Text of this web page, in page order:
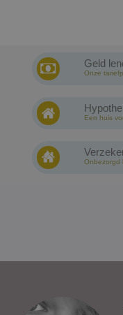
Geld
Onze
Een huis
Onbezorgd